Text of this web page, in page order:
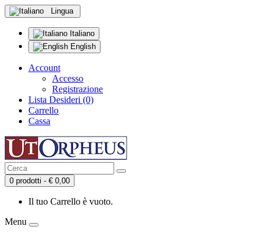
Lingua
Italiano
English
Account
Accesso
Registrazione
Lista Desideri (0)
Carrello
Cassa
0 prodotti - € 0,00
Il tuo Carrello è vuoto.
Menu